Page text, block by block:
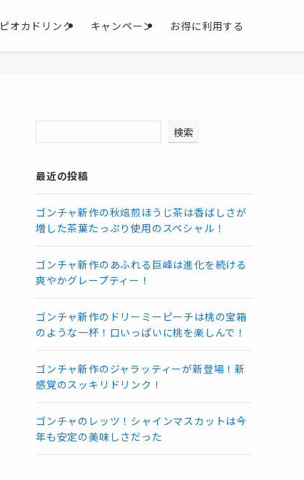
オカドリンク キャンペーン お得に利用する
検索
最近の投稿
ゴンチャ新作の秋焙煎ほうじ茶は香ばしさが
増した茶葉たっぷり使用のスペシャル！
ゴンチャ新作のあふれる巨峰は進化を続ける
爽やかグレープティー！
ゴンチャ新作のドリーミーピーチは桃の宝箱
のような一杯！口いっぱいに桃を楽しんで！
ゴンチャ新作のジャラッティーが新登場！新
感覚のスッキリドリンク！
ゴンチャのレッツ！シャインマスカットは今
年も安定の美味しさだった